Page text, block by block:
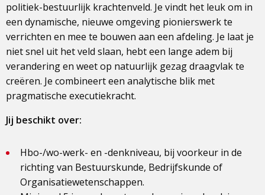
politiek-bestuurlijk krachtenveld. Je vindt het leuk om in
een dynamische, nieuwe omgeving pionierswerk te
verrichten en mee te bouwen aan een afdeling. Je laat je
niet snel uit het veld slaan, hebt een lange adem bij
verandering en weet op natuurlijk gezag draagvlak te
creëren. Je combineert een analytische blik met
pragmatische executiekracht.
Jij beschikt over:
Hbo-/wo-werk- en -denkniveau, bij voorkeur in de
richting van Bestuurskunde, Bedrijfskunde of
Organisatiewetenschappen.